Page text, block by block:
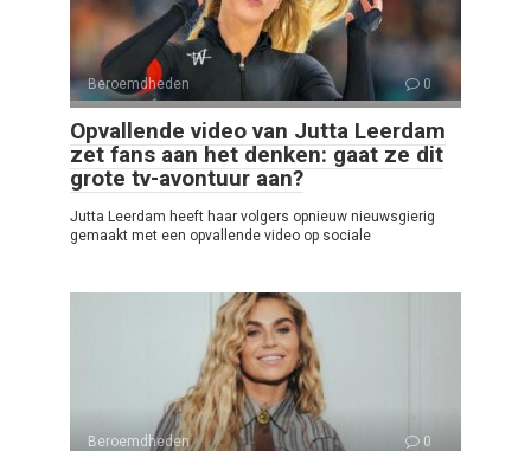
Beroemdheden 0
Opvallende video van Jutta Leerdam
zet fans aan het denken: gaat ze dit
grote tv-avontuur aan?
Jutta Leerdam heeft haar volgers opnieuw nieuwsgierig
gemaakt met een opvallende video op sociale
Beroemdheden 0